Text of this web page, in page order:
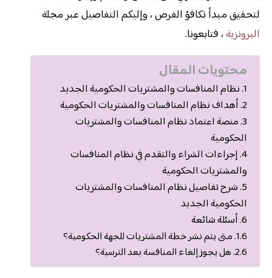
لتحقيق مبدأ تكافؤ الفرص ، وإليكم التفاصيل عبر مجلة
البرونزية، فتابعونا.
محتويات المقال
نظام المنافسات والمشتريات الحكومية الجديد
أهداف نظام المنافسات والمشتريات الحكومية
منصة اعتماد نظام المنافسات والمشتريات
الحكومية
إجراءات الشراء والتقدم في نظام المنافسات
والمشتريات الحكومية
شرح تفاصيل نظام المنافسات والمشتريات
الحكومية الجديد
أسئلة شائعة
متى يتم نشر خطة المشتريات للجهة الحكومية؟
هل يجوز إلغاء المنافسة بعد الترسية؟